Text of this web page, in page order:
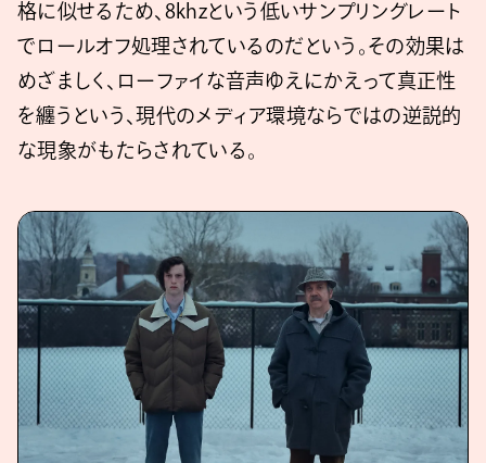
格に似せるため、8khzという低いサンプリングレート
でロールオフ処理されているのだという。その効果は
めざましく、ローファイな音声ゆえにかえって真正性
を纏うという、現代のメディア環境ならではの逆説的
な現象がもたらされている。